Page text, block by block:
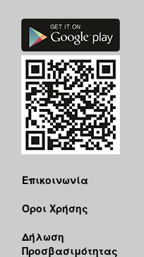
Επικοινωνία
Όροι Χρήσης
Δήλωση
Προσβασιμότητας